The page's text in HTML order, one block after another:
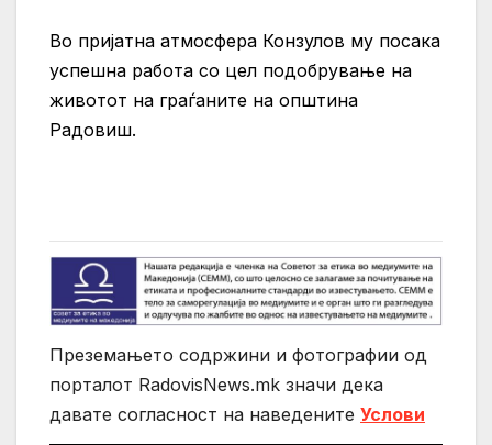
Во пријатна атмосфера Конзулов му посака
успешна работа со цел подобрување на
животот на граѓаните на општина
Радовиш.
Преземањето содржини и фотографии од
порталот RadovisNews.mk значи дека
давате согласност на нaведените Услови